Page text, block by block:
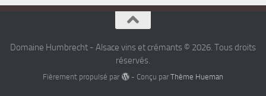
Domaine Humbrecht - Alsace vins et crémants © 2026. Tous droits
réservés.
Fièrement propulsé par - Conçu par Thème Hueman